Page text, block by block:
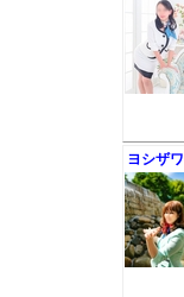
ヨシザワ